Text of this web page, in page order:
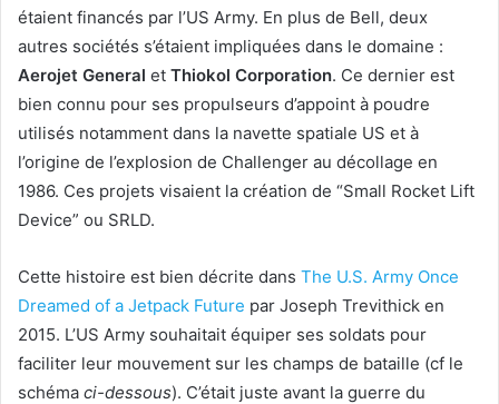
étaient financés par l’US Army. En plus de Bell, deux
autres sociétés s’étaient impliquées dans le domaine :
Aerojet General et Thiokol Corporation. Ce dernier est
bien connu pour ses propulseurs d’appoint à poudre
utilisés notamment dans la navette spatiale US et à
l’origine de l’explosion de Challenger au décollage en
1986. Ces projets visaient la création de “Small Rocket Lift
Device” ou SRLD.
Cette histoire est bien décrite dans The U.S. Army Once
Dreamed of a Jetpack Future par Joseph Trevithick en
2015. L’US Army souhaitait équiper ses soldats pour
faciliter leur mouvement sur les champs de bataille (cf le
schéma ci-dessous). C’était juste avant la guerre du